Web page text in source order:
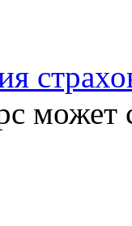
может